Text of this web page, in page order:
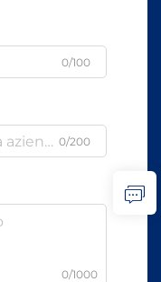
0/100
0/200
0/1000